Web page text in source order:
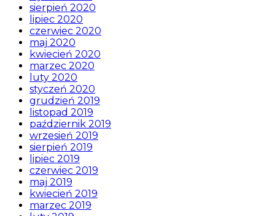
sierpień 2020
lipiec 2020
czerwiec 2020
maj 2020
kwiecień 2020
marzec 2020
luty 2020
styczeń 2020
grudzień 2019
listopad 2019
październik 2019
wrzesień 2019
sierpień 2019
lipiec 2019
czerwiec 2019
maj 2019
kwiecień 2019
marzec 2019